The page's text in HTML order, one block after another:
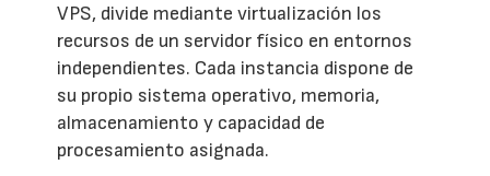
VPS, divide mediante virtualización los
recursos de un servidor físico en entornos
independientes. Cada instancia dispone de
su propio sistema operativo, memoria,
almacenamiento y capacidad de
procesamiento asignada.